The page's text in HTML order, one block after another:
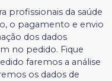
profissionais da saúde
o pagamento e envio
dos dados
no pedido. Fique
faremos a análise
os dados de